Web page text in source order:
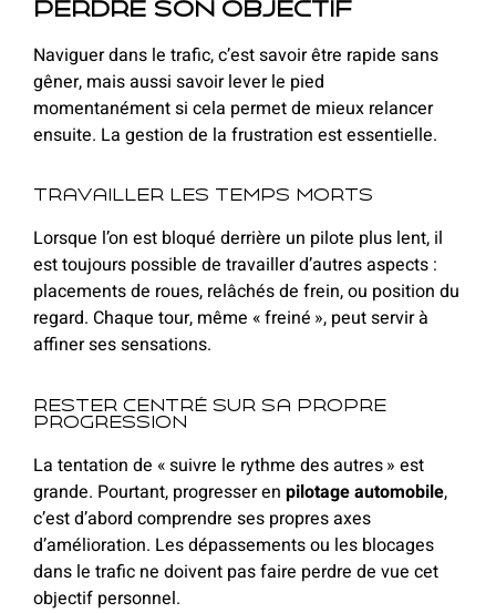
perdre son objectif
Naviguer dans le trafic, c’est savoir être rapide sans
gêner, mais aussi savoir lever le pied
momentanément si cela permet de mieux relancer
ensuite. La gestion de la frustration est essentielle.
Travailler les temps morts
Lorsque l’on est bloqué derrière un pilote plus lent, il
est toujours possible de travailler d’autres aspects :
placements de roues, relâchés de frein, ou position du
regard. Chaque tour, même « freiné », peut servir à
affiner ses sensations.
Rester centré sur sa propre
progression
La tentation de « suivre le rythme des autres » est
grande. Pourtant, progresser en pilotage automobile,
c’est d’abord comprendre ses propres axes
d’amélioration. Les dépassements ou les blocages
dans le trafic ne doivent pas faire perdre de vue cet
objectif personnel.